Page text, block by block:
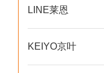
LINE莱恩
KEIYO京叶